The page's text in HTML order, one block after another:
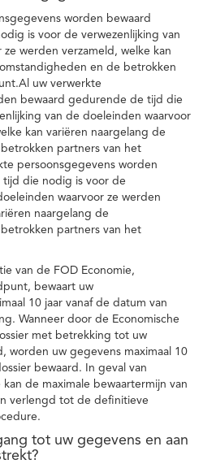
worden bewaard
is voor de verwezenlijking van
werden verzameld, welke kan
en de betrokken
uw verwerkte
bewaard gedurende de tijd die
van de doeleinden waarvoor
kan variëren naargelang de
partners van het
persoonsgegevens worden
die nodig is voor de
waarvoor ze werden
naargelang de
partners van het
van de FOD Economie,
bewaart uw
10 jaar vanaf de datum van
Wanneer door de Economische
met betrekking tot uw
worden uw gegevens maximaal 10
bewaard. In geval van
de maximale bewaartermijn van
verlengd tot de definitieve
tot uw gegevens en aan